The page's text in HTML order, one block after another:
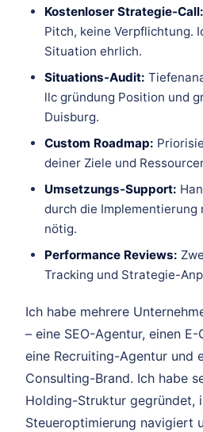
Kostenloser Strategie-Call:
Pitch, keine Verpflichtung.
Situation ehrlich.
Situations-Audit:
llc gründung Position und
Duisburg.
Custom Roadmap:
deiner Ziele und
Umsetzungs-Support:
durch die Implementierung
nötig.
Performance Reviews:
Tracking und Strategie-
Ich habe mehrere
– eine SEO-Agentur, einen
eine Recruiting-Agentur und
Consulting-Brand. Ich habe
Holding-Struktur gegründet,
Steueroptimierung navigiert